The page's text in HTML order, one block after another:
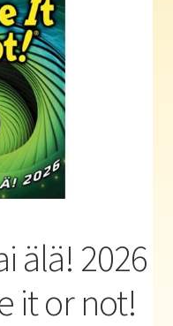
älä! 2026
it or not!